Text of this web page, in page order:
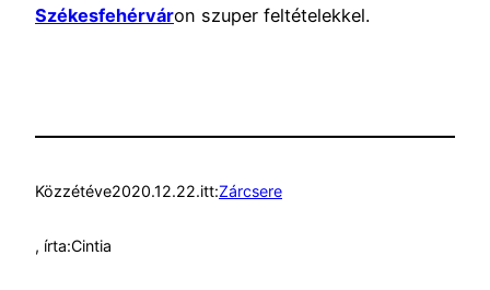
Székesfehérváron szuper feltételekkel.
Közzétéve2020.12.22.itt:Zárcsere
, írta:Cintia